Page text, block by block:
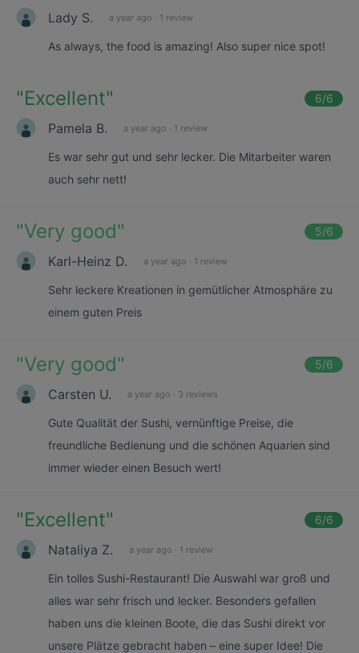
Lady S. a year ago · 1 review
As always, the food is amazing! Also super nice spot!
"Excellent" 6/6
Pamela B. a year ago · 1 review
Es war sehr gut und sehr lecker. Die Mitarbeiter waren
auch sehr nett!
"Very good" 5/6
Karl-Heinz D. a year ago · 1 review
Sehr leckere Kreationen in gemütlicher Atmosphäre zu
einem guten Preis
"Very good" 5/6
Carsten U. a year ago · 3 reviews
Gute Qualität der Sushi, vernünftige Preise, die
freundliche Bedienung und die schönen Aquarien sind
immer wieder einen Besuch wert!
"Excellent" 6/6
Nataliya Z. a year ago · 1 review
Ein tolles Sushi-Restaurant! Die Auswahl war groß und
alles war sehr frisch und lecker. Besonders gefallen
haben uns die kleinen Boote, die das Sushi direkt vor
unsere Plätze gebracht haben – eine super Idee! Die